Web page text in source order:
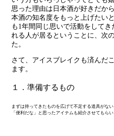
思った理由は日本酒が好きだか
本酒の知名度をもっと上げたい
も1年間同じ思いで活動をして
れる人が居るということに、次
た。
さて、アイスブレイクも済んだ
ます。
１．準備するもの
まずは持ってきたものを広げて不足する道具がな
「便利だな」と思ったアイテムも紹介させてもらい